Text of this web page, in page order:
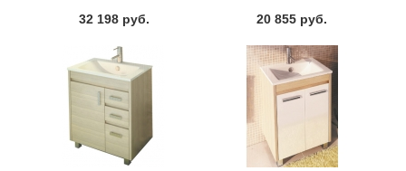
32 198 руб.
20 855 руб.